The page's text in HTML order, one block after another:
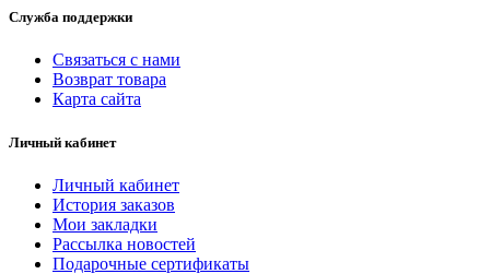
Служба поддержки
Связаться с нами
Возврат товара
Карта сайта
Личный кабинет
Личный кабинет
История заказов
Мои закладки
Рассылка новостей
Подарочные сертификаты